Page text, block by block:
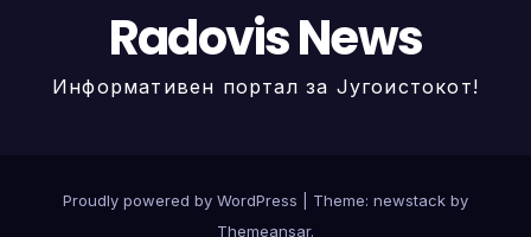
Radovis News
Информативен портал за Југоистокот!
Proudly powered by WordPress
Theme: newstack by
Themeansar.